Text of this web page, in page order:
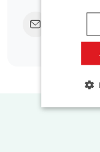
Stuur